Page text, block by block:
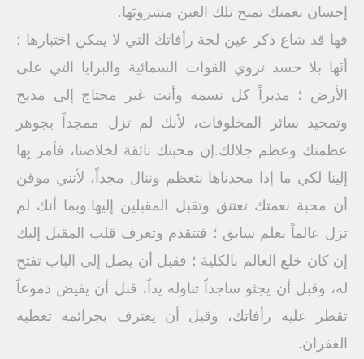
إحسان نعمتك تمنح تلك العين مشروبَها.
فها قد شاع ذكر عين لجة رأفاتك التي لا يمكن اختبارها ؛
أنَها بلا حسد تروي القوات السمائية والبرايا التي على
الأرض ؛ مدبراً كل نسمة وأنت غير محتاج إلى مديح
وتمجيد سائر المخلوقات، لأنك لم تزل ممجداً بجوهر
عظمتك وعظم جلالك.إن محبتك تائقة لخلاصنا، فأمر بِها
إلينا لكي ما إذا مجدناها نتعظم وننال مجداً، لأنني موقن
أن محبة نعمتك تعتنق وتقبل المقبلين إليها.وبما أنك لم
تزل عالماً بعلم سابق ؛ فتتقدم وتعرف قلب المقبل إليك
إن كان خلع العالم بالكلية ؛ فقبل أن يصل إلى الباب تفتح
له، وقبل أن يجثو ساجداً تناوله يداً، قبل أن يفيض دموعاً
تقطر عليه رأفاتك، وقبل أن يعترف بجرائمه تعطيه
الغفران.